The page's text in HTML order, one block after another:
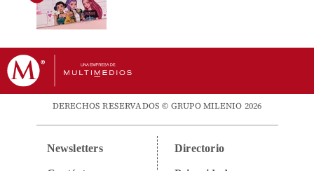
DERECHOS RESERVADOS © GRUPO MILENIO 2026
Newsletters Directorio